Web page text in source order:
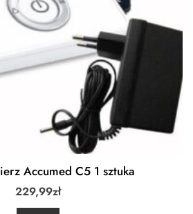
Accumed C5 1 sztuka
229,99zł